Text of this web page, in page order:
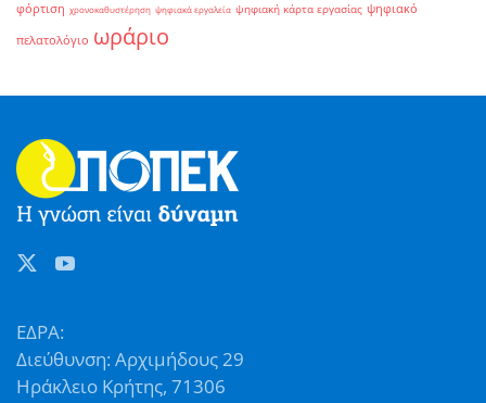
φόρτιση χρονοκαθυστέρηση ψηφιακά εργαλεία ψηφιακή κάρτα εργασίας ψηφιακό
πελατολόγιο ωράριο
ΕΔΡΑ:
Διεύθυνση: Αρχιμήδους 29
Ηράκλειο Κρήτης, 71306